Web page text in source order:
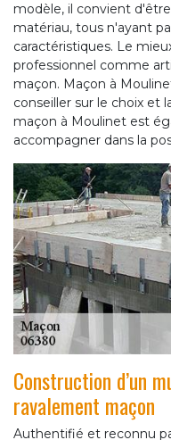
modèle, il convient
matériau, tous n'ayant
caractéristiques. Le
professionnel comme
maçon. Maçon à
conseiller sur le choix et
maçon à Moulinet est
accompagner dans la
Construction d’un
ravalement maçon
Authentifié et reconnu